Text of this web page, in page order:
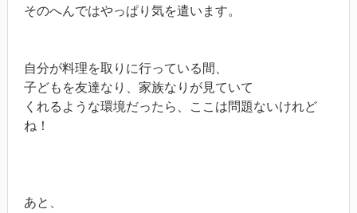
そのへんではやっぱり気を遣います。
自分が料理を取りに行っている間、
子どもを友達なり、家族なりが見ていて
くれるような環境だったら、ここは問題ないけれど
ね！
あと、